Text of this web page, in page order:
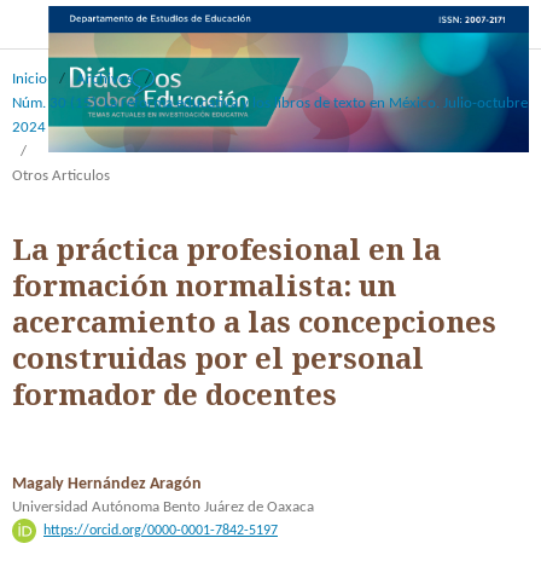
Inicio / Archivos
/
Núm. 30 (15): La reforma educativa y los libros de texto en México. Julio-octubre
2024
/
Otros Articulos
La práctica profesional en la
formación normalista: un
acercamiento a las concepciones
construidas por el personal
formador de docentes
Magaly Hernández Aragón
Universidad Autónoma Bento Juárez de Oaxaca
https://orcid.org/0000-0001-7842-5197